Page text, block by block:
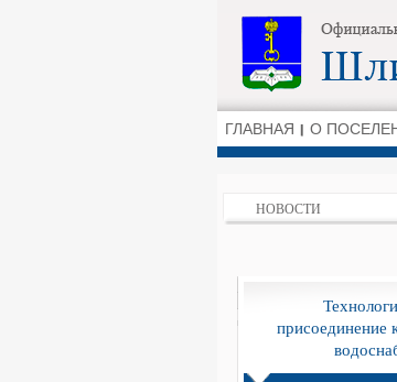
ГЛАВНАЯ О
НОВОСТИ
присоединение